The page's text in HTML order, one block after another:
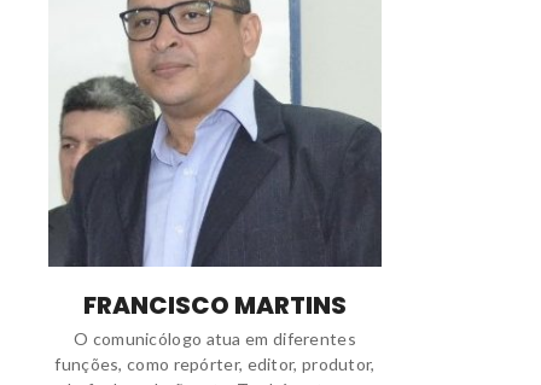
FRANCISCO MARTINS
O comunicólogo atua em diferentes
funções, como repórter, editor, produtor,